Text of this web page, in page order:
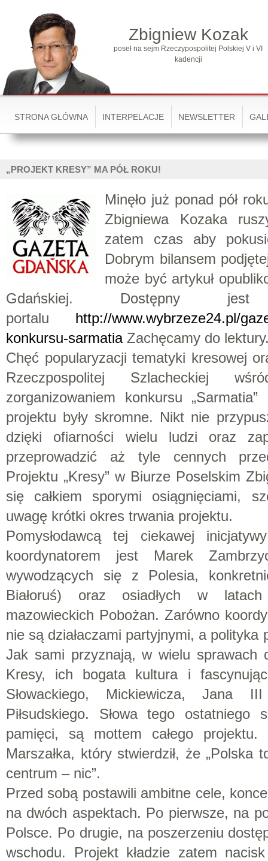
Zbigniew Kozak
poseł na sejm Rzeczypospolitej Polskiej V i VI
kadencji
STRONA GŁÓWNA INTERPELACJE NEWSLETTER
„PROJEKT KRESY” MA PÓŁ ROKU!
Minęło już ponad pół
Zbigniewa Kozaka
zatem czas aby
Dobrym bilansem
może być artykuł
Gdańskiej. Dostępny
portalu http://www.wybrzeze24.pl/
konkursu-sarmatiaZachęcamy do
Chęć popularyzacji tematyki kresowej
Rzeczpospolitej Szlacheckiej
zorganizowaniem konkursu
projektu były skromne. Nikt nie
dzięki ofiarności wielu ludzi oraz
przeprowadzić aż tyle cennych
Projektu „Kresy” w Biurze Poselskim
się całkiem sporymi osiągnięciami,
uwagę krótki okres trwania projektu.
Pomysłodawcą tej ciekawej
koordynatorem jest Marek
wywodzących się z Polesia,
Białoruś) oraz osiadłych w
mazowieckich Pobożan. Zarówno
nie są działaczami partyjnymi, a polityka
Jak sami przyznają, w wielu sprawach
Kresy, ich bogata kultura i
Słowackiego, Mickiewicza, Jana
Piłsudskiego. Słowa tego
pamięci, są mottem całego
Marszałka, który stwierdził, że „Polska
centrum – nic”.
Przed sobą postawili ambitne cele,
na dwóch aspektach. Po pierwsze, na
Polsce. Po drugie, na poszerzeniu
wschodu. Projekt kładzie zatem